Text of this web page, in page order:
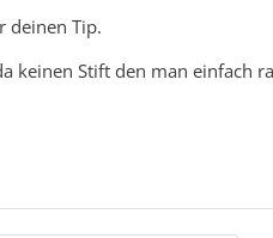
deinen Tip.
keinen Stift den man einfach